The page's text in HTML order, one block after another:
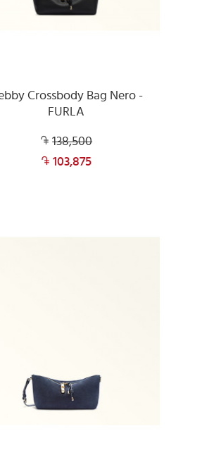
Crossbody Bag Nero -
FURLA
138,500
103,875